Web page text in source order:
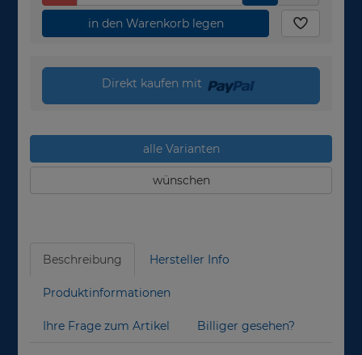
in den Warenkorb legen
Direkt kaufen mit
alle Varianten
wünschen
Beschreibung Hersteller Info
Produktinformationen
Ihre Frage zum Artikel Billiger gesehen?